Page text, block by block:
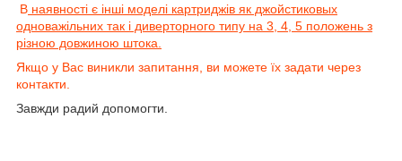
В наявності є інші моделі картриджів як джойстиковых
одноважільних так і диверторного типу на 3, 4, 5 положень з
різною довжиною штока.
Якщо у Вас виникли запитання, ви можете їх задати через
контакти.
Завжди радий допомогти.